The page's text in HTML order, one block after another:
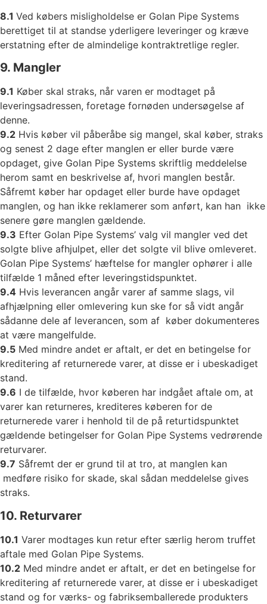
8.1 Ved købers misligholdelse er Golan Pipe Systems
berettiget til at standse yderligere leveringer og kræve
erstatning efter de almindelige kontraktretlige regler.
9. Mangler
9.1 Køber skal straks, når varen er modtaget på
leveringsadressen, foretage fornøden undersøgelse af
denne.
9.2 Hvis køber vil påberåbe sig mangel, skal køber, straks
og senest 2 dage efter manglen er eller burde være
opdaget, give Golan Pipe Systems skriftlig meddelelse
herom samt en beskrivelse af, hvori manglen består.
Såfremt køber har opdaget eller burde have opdaget
manglen, og han ikke reklamerer som anført, kan han ikke
senere gøre manglen gældende.
9.3 Efter Golan Pipe Systems’ valg vil mangler ved det
solgte blive afhjulpet, eller det solgte vil blive omleveret.
Golan Pipe Systems’ hæftelse for mangler ophører i alle
tilfælde 1 måned efter leveringstidspunktet.
9.4 Hvis leverancen angår varer af samme slags, vil
afhjælpning eller omlevering kun ske for så vidt angår
sådanne dele af leverancen, som af køber dokumenteres
at være mangelfulde.
9.5 Med mindre andet er aftalt, er det en betingelse for
kreditering af returnerede varer, at disse er i ubeskadiget
stand.
9.6 I de tilfælde, hvor køberen har indgået aftale om, at
varer kan returneres, krediteres køberen for de
returnerede varer i henhold til de på returtidspunktet
gældende betingelser for Golan Pipe Systems vedrørende
returvarer.
9.7 Såfremt der er grund til at tro, at manglen kan
medføre risiko for skade, skal sådan meddelelse gives
straks.
10. Returvarer
10.1 Varer modtages kun retur efter særlig herom truffet
aftale med Golan Pipe Systems.
10.2 Med mindre andet er aftalt, er det en betingelse for
kreditering af returnerede varer, at disse er i ubeskadiget
stand og for værks- og fabriksemballerede produkters